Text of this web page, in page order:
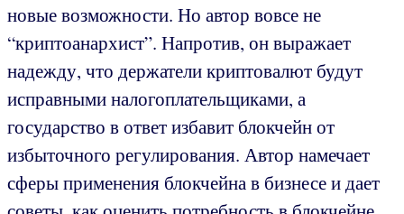
новые возможности. Но автор вовсе не
“криптоанархист”. Напротив, он выражает
надежду, что держатели криптовалют будут
исправными налогоплательщиками, а
государство в ответ избавит блокчейн от
избыточного регулирования. Автор намечает
сферы применения блокчейна в бизнесе и дает